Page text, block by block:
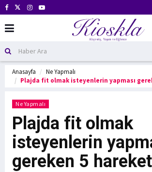
Anasayfa
Ne Yapmalı
Plajda fit olmak isteyenlerin yapması
Ne Yapmalı
Plajda fit olmak
isteyenlerin
gereken 5 hareket